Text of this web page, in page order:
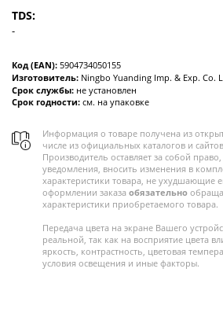
TDS:
-
Код (EAN): 5904734050155
Изготовитель: Ningbo Yuanding Imp. & Exp. Co.
Срок службы: не установлен
Срок годности: см. на упаковке
Информация о товаре получена из
числе из официальных каталогов и
Производитель оставляет за собой
уведомления, вносить изменения в
характеристики товара, не ухудшающие
оформлении заказа обязательно
характеристики приобретаемого товара.
Передача цвета на экране Вашего
реальной, так как на восприятие цвета
яркость, контрастность, цветовая
условия освещения и иные факторы.